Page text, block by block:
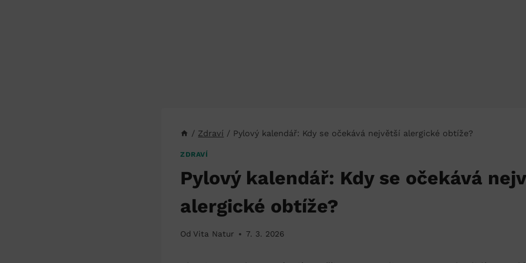
/ Zdraví / Pylový kalendář: Kdy se očekává největší alergické obtíže?
ZDRAVÍ
Pylový kalendář: Kdy se očekává
alergické obtíže?
Od Vita Natur 7. 3. 2026